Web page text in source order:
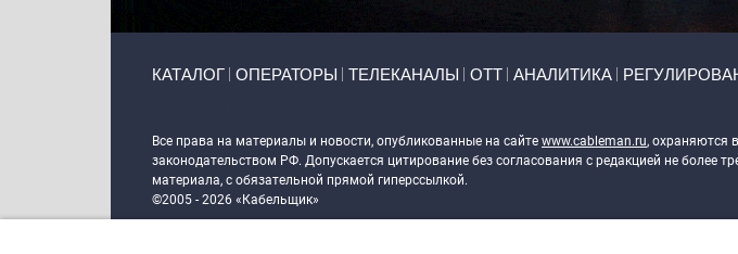
КАТАЛОГ ОПЕРАТОРЫ ТЕЛЕКАНАЛЫ ОТТ АНАЛИТИКА
Все права на материалы и новости, опубликованные на сайте www.cableman.ru, охраняются
законодательством РФ. Допускается цитирование без согласования с редакцией не более
материала, с обязательной прямой гиперссылкой.
©2005 - 2026 «Кабельщик»